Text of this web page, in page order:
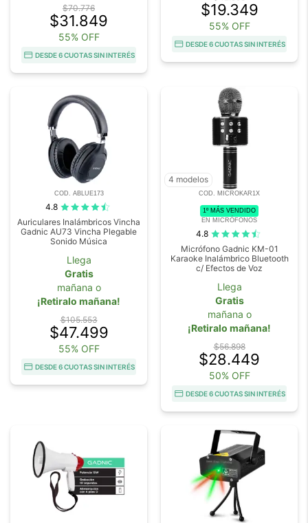
$70.776
$31.849
55% OFF
DESDE 6 CUOTAS SIN INTERÉS
$19.349
55% OFF
DESDE 6 CUOTAS SIN INTERÉS
COD. ABLUE173
4.8
Auriculares Inalámbricos Vincha
Gadnic AU73 Vincha Plegable
Sonido Música
Llega
Gratis
mañana o
¡Retiralo mañana!
$105.553
$47.499
55% OFF
DESDE 6 CUOTAS SIN INTERÉS
4 modelos
COD. MICROKAR1X
1º MÁS VENDIDO
EN MICRÓFONOS
4.8
Micrófono Gadnic KM-01
Karaoke Inalámbrico Bluetooth
c/ Efectos de Voz
Llega
Gratis
mañana o
¡Retiralo mañana!
$56.898
$28.449
50% OFF
DESDE 6 CUOTAS SIN INTERÉS